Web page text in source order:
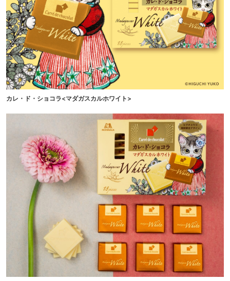
カレ・ド・ショコラ<マダガスカルホワイト>